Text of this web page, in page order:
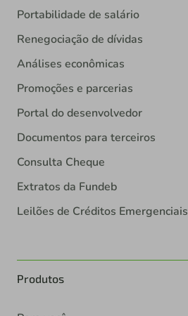
Portabilidade de salário
Renegociação de dívidas
Análises econômicas
Promoções e parcerias
Portal do desenvolvedor
Documentos para terceiros
Consulta Cheque
Extratos da Fundeb
Leilões de Créditos Emergenciais
Produtos